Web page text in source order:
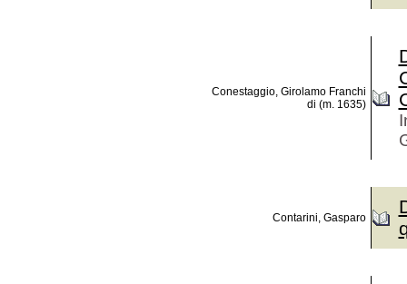
Conestaggio, Girolamo Franchi
di (m. 1635)
Contarini, Gasparo